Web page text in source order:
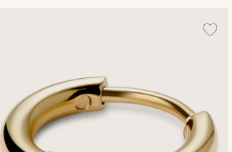
Prix décroissant